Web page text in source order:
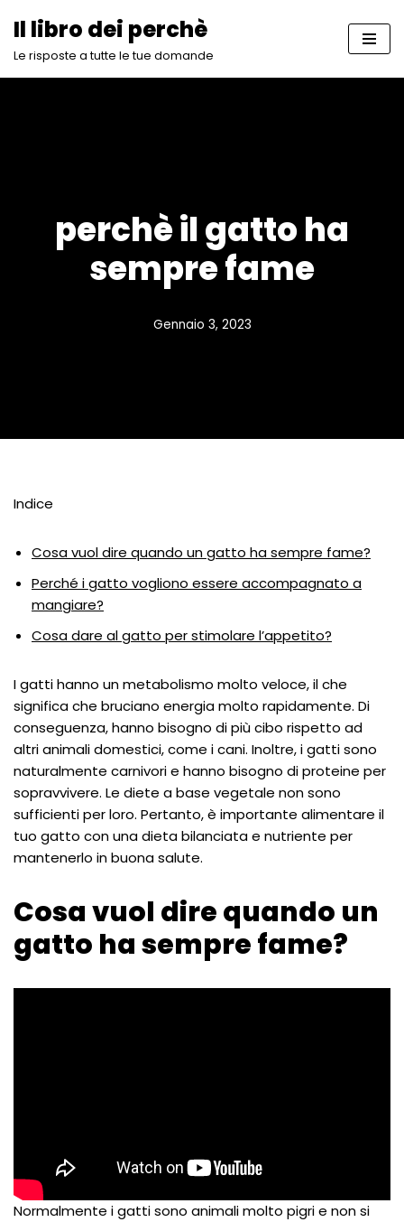
Vai
Il libro dei perchè
Le risposte a tutte le tue domande
perchè il gatto ha
sempre fame
Gennaio 3, 2023
Indice
Cosa vuol dire quando un gatto ha sempre fame?
Perché i gatto vogliono essere accompagnato a
mangiare?
Cosa dare al gatto per stimolare l’appetito?
I gatti hanno un metabolismo molto veloce, il che
significa che bruciano energia molto rapidamente. Di
conseguenza, hanno bisogno di più cibo rispetto ad
altri animali domestici, come i cani. Inoltre, i gatti sono
naturalmente carnivori e hanno bisogno di proteine ​​per
sopravvivere. Le diete a base vegetale non sono
sufficienti per loro. Pertanto, è importante alimentare il
tuo gatto con una dieta bilanciata e nutriente per
mantenerlo in buona salute.
Cosa vuol dire quando un
gatto ha sempre fame?
Normalmente i gatti sono animali molto pigri e non si